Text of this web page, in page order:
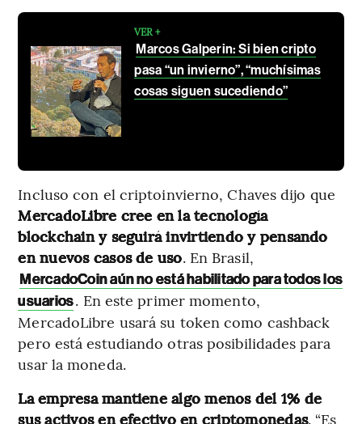
VER +
Marcos Galperin: Si bien cripto
pasa “un invierno”, “muchísimas
cosas siguen sucediendo”
Incluso con el criptoinvierno, Chaves dijo que
MercadoLibre cree en la tecnología
blockchain y seguirá invirtiendo y pensando
en nuevos casos de uso. En Brasil,
MercadoCoin aún no está habilitado para todos los
usuarios. En este primer momento,
MercadoLibre usará su token como cashback
pero está estudiando otras posibilidades para
usar la moneda.
La empresa mantiene algo menos del 1% de
sus activos en efectivo en criptomonedas. “Es